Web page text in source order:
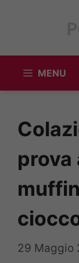
MENU
prova
29 Maggio